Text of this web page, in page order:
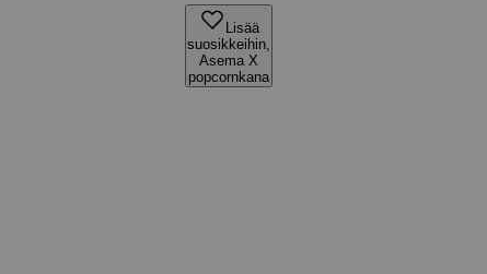
Lisää
suosikkeihin,
Asema X
popcornkana